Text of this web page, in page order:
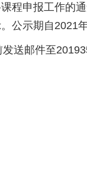
程申报工作的
公示期自 2021
发送邮件至